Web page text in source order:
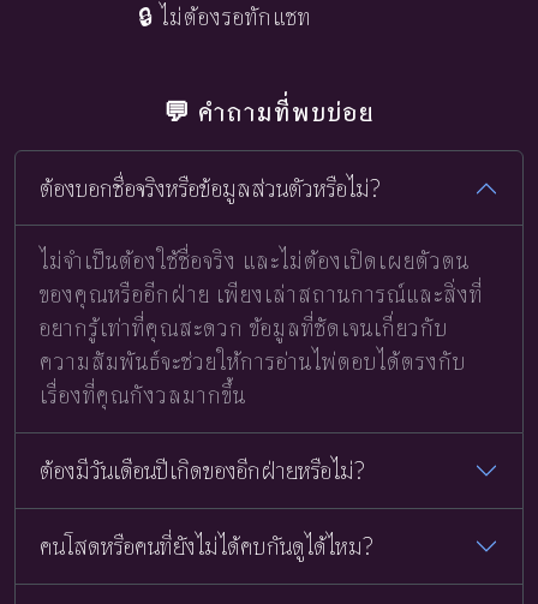
🔒 ไม่ต้องรอทักแชท
💬 คำถามที่พบบ่อย
ต้องบอกชื่อจริงหรือข้อมูลส่วนตัวหรือไม่?
ไม่จำเป็นต้องใช้ชื่อจริง และไม่ต้องเปิดเผยตัวตน
ของคุณหรืออีกฝ่าย เพียงเล่าสถานการณ์และสิ่งที่
อยากรู้เท่าที่คุณสะดวก ข้อมูลที่ชัดเจนเกี่ยวกับ
ความสัมพันธ์จะช่วยให้การอ่านไพ่ตอบได้ตรงกับ
เรื่องที่คุณกังวลมากขึ้น
ต้องมีวันเดือนปีเกิดของอีกฝ่ายหรือไม่?
คนโสดหรือคนที่ยังไม่ได้คบกันดูได้ไหม?